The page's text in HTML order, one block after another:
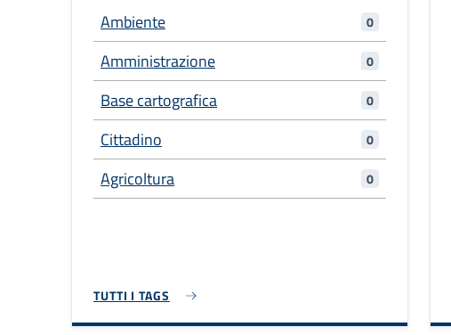
Ambiente 0
Amministrazione 0
Base cartografica 0
Cittadino 0
Agricoltura 0
TUTTI I TAGS